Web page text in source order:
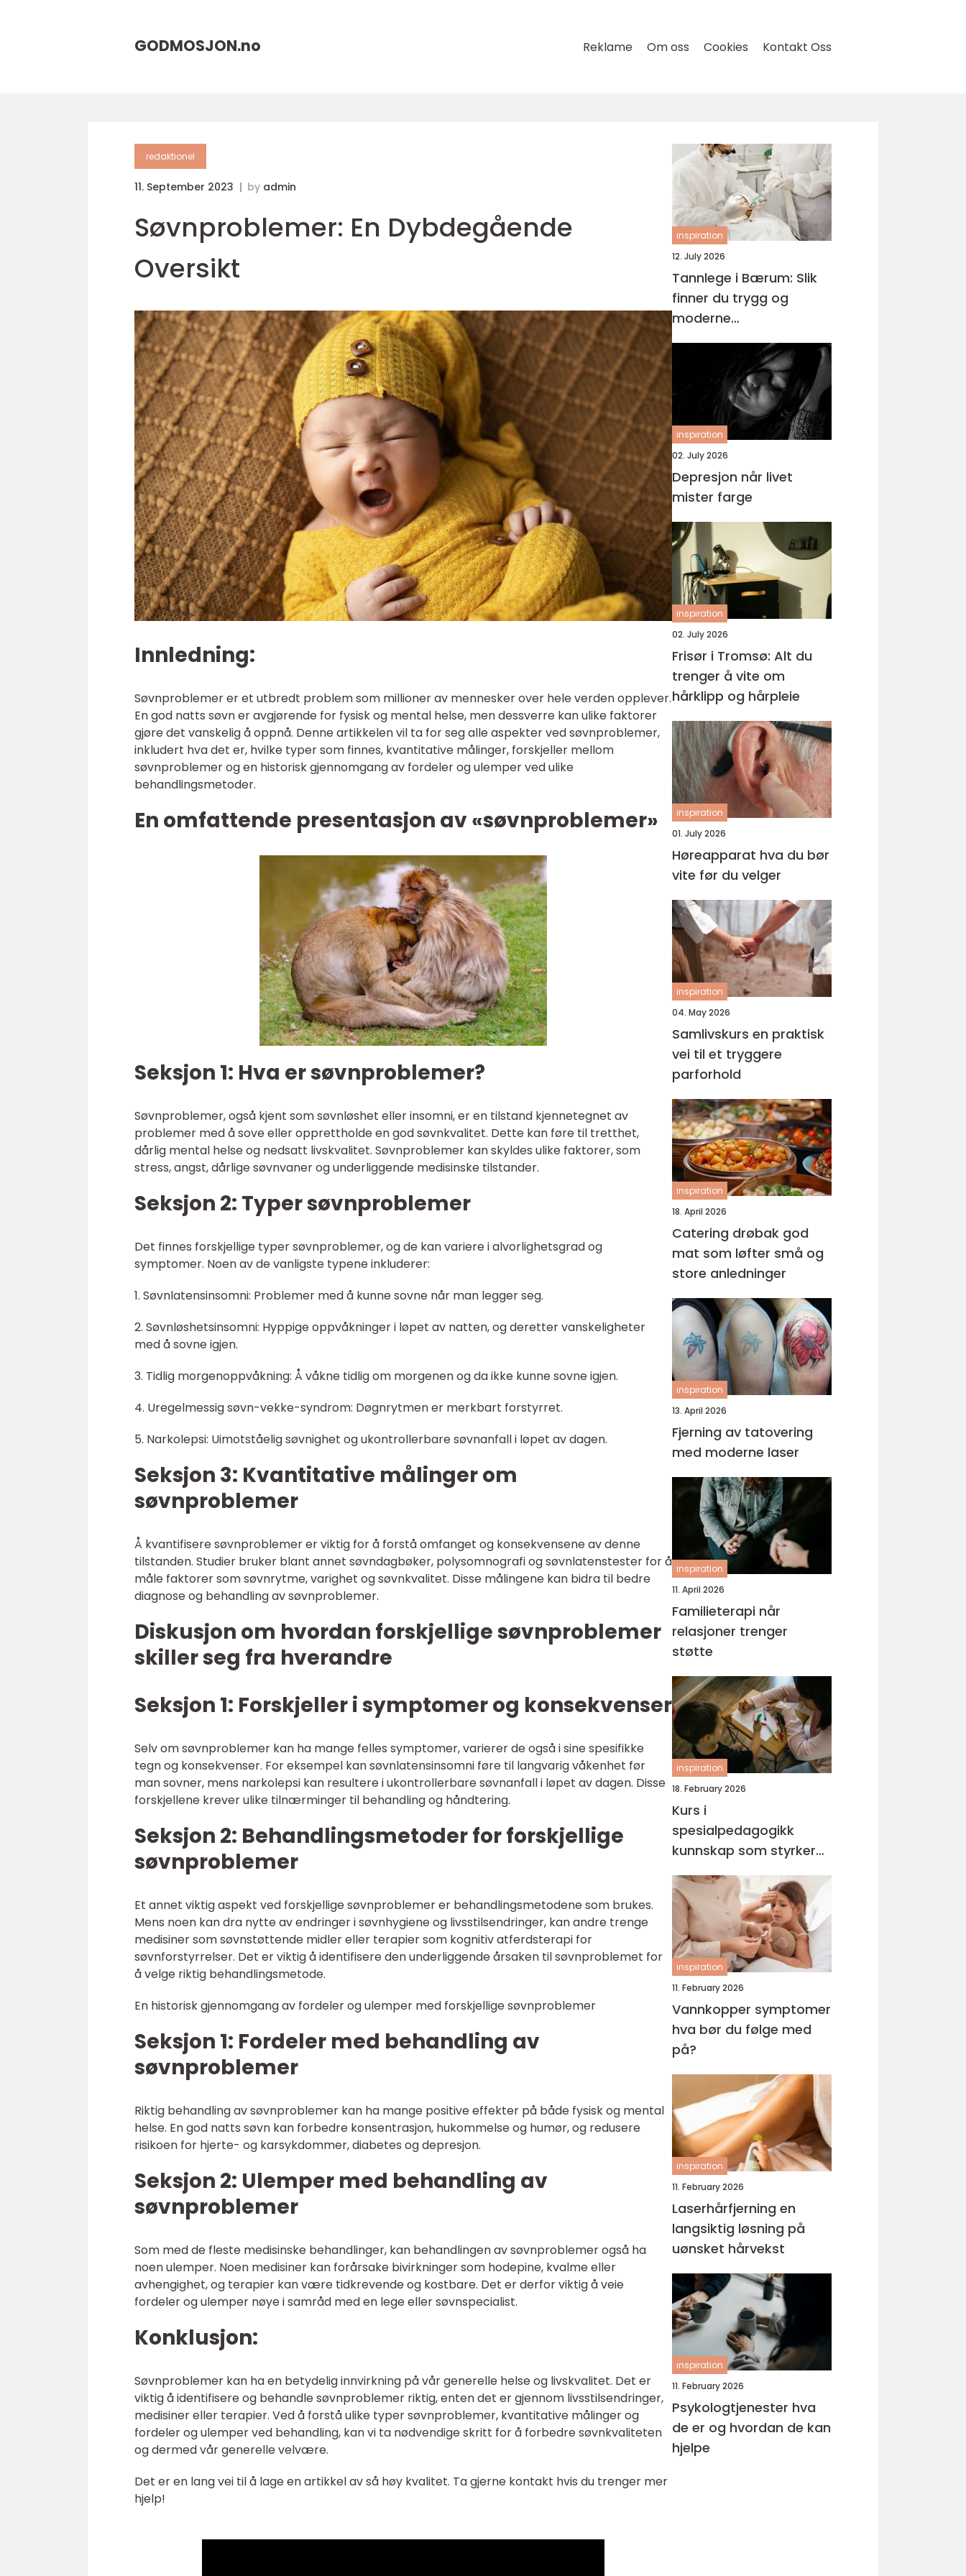
GODMOSJON.no Reklame Om oss Cookies Kontakt Oss
redaktionel
11. September 2023 by admin
Søvnproblemer: En Dybdegående
Oversikt
Innledning:
Søvnproblemer er et utbredt problem som millioner av mennesker over hele verden opplever.
En god natts søvn er avgjørende for fysisk og mental helse, men dessverre kan ulike faktorer
gjøre det vanskelig å oppnå. Denne artikkelen vil ta for seg alle aspekter ved søvnproblemer,
inkludert hva det er, hvilke typer som finnes, kvantitative målinger, forskjeller mellom
søvnproblemer og en historisk gjennomgang av fordeler og ulemper ved ulike
behandlingsmetoder.
En omfattende presentasjon av «søvnproblemer»
Seksjon 1: Hva er søvnproblemer?
Søvnproblemer, også kjent som søvnløshet eller insomni, er en tilstand kjennetegnet av
problemer med å sove eller opprettholde en god søvnkvalitet. Dette kan føre til tretthet,
dårlig mental helse og nedsatt livskvalitet. Søvnproblemer kan skyldes ulike faktorer, som
stress, angst, dårlige søvnvaner og underliggende medisinske tilstander.
Seksjon 2: Typer søvnproblemer
Det finnes forskjellige typer søvnproblemer, og de kan variere i alvorlighetsgrad og
symptomer. Noen av de vanligste typene inkluderer:
1. Søvnlatensinsomni: Problemer med å kunne sovne når man legger seg.
2. Søvnløshetsinsomni: Hyppige oppvåkninger i løpet av natten, og deretter vanskeligheter
med å sovne igjen.
3. Tidlig morgenoppvåkning: Å våkne tidlig om morgenen og da ikke kunne sovne igjen.
4. Uregelmessig søvn-vekke-syndrom: Døgnrytmen er merkbart forstyrret.
5. Narkolepsi: Uimotståelig søvnighet og ukontrollerbare søvnanfall i løpet av dagen.
Seksjon 3: Kvantitative målinger om
søvnproblemer
Å kvantifisere søvnproblemer er viktig for å forstå omfanget og konsekvensene av denne
tilstanden. Studier bruker blant annet søvndagbøker, polysomnografi og søvnlatenstester for å
måle faktorer som søvnrytme, varighet og søvnkvalitet. Disse målingene kan bidra til bedre
diagnose og behandling av søvnproblemer.
Diskusjon om hvordan forskjellige søvnproblemer
skiller seg fra hverandre
Seksjon 1: Forskjeller i symptomer og konsekvenser
Selv om søvnproblemer kan ha mange felles symptomer, varierer de også i sine spesifikke
tegn og konsekvenser. For eksempel kan søvnlatensinsomni føre til langvarig våkenhet før
man sovner, mens narkolepsi kan resultere i ukontrollerbare søvnanfall i løpet av dagen. Disse
forskjellene krever ulike tilnærminger til behandling og håndtering.
Seksjon 2: Behandlingsmetoder for forskjellige
søvnproblemer
Et annet viktig aspekt ved forskjellige søvnproblemer er behandlingsmetodene som brukes.
Mens noen kan dra nytte av endringer i søvnhygiene og livsstilsendringer, kan andre trenge
medisiner som søvnstøttende midler eller terapier som kognitiv atferdsterapi for
søvnforstyrrelser. Det er viktig å identifisere den underliggende årsaken til søvnproblemet for
å velge riktig behandlingsmetode.
En historisk gjennomgang av fordeler og ulemper med forskjellige søvnproblemer
Seksjon 1: Fordeler med behandling av
søvnproblemer
Riktig behandling av søvnproblemer kan ha mange positive effekter på både fysisk og mental
helse. En god natts søvn kan forbedre konsentrasjon, hukommelse og humør, og redusere
risikoen for hjerte- og karsykdommer, diabetes og depresjon.
Seksjon 2: Ulemper med behandling av
søvnproblemer
Som med de fleste medisinske behandlinger, kan behandlingen av søvnproblemer også ha
noen ulemper. Noen medisiner kan forårsake bivirkninger som hodepine, kvalme eller
avhengighet, og terapier kan være tidkrevende og kostbare. Det er derfor viktig å veie
fordeler og ulemper nøye i samråd med en lege eller søvnspecialist.
Konklusjon:
Søvnproblemer kan ha en betydelig innvirkning på vår generelle helse og livskvalitet. Det er
viktig å identifisere og behandle søvnproblemer riktig, enten det er gjennom livsstilsendringer,
medisiner eller terapier. Ved å forstå ulike typer søvnproblemer, kvantitative målinger og
fordeler og ulemper ved behandling, kan vi ta nødvendige skritt for å forbedre søvnkvaliteten
og dermed vår generelle velvære.
Det er en lang vei til å lage en artikkel av så høy kvalitet. Ta gjerne kontakt hvis du trenger mer
hjelp!
inspiration
12. July 2026
Tannlege i Bærum: Slik
finner du trygg og
moderne
tannbehandling
inspiration
02. July 2026
Depresjon når livet
mister farge
inspiration
02. July 2026
Frisør i Tromsø: Alt du
trenger å vite om
hårklipp og hårpleie
inspiration
01. July 2026
Høreapparat hva du bør
vite før du velger
inspiration
04. May 2026
Samlivskurs en praktisk
vei til et tryggere
parforhold
inspiration
18. April 2026
Catering drøbak god
mat som løfter små og
store anledninger
inspiration
13. April 2026
Fjerning av tatovering
med moderne laser
inspiration
11. April 2026
Familieterapi når
relasjoner trenger
støtte
inspiration
18. February 2026
Kurs i
spesialpedagogikk
kunnskap som styrker
hverdagen med barn og
unge
inspiration
11. February 2026
Vannkopper symptomer
hva bør du følge med
på?
inspiration
11. February 2026
Laserhårfjerning en
langsiktig løsning på
uønsket hårvekst
inspiration
11. February 2026
Psykologtjenester hva
de er og hvordan de kan
hjelpe